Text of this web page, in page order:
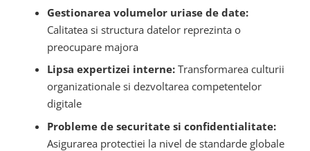
Gestionarea volumelor uriase de date:
Calitatea si structura datelor reprezinta o
preocupare majora
Lipsa expertizei interne:Transformarea culturii
organizationale si dezvoltarea competentelor
digitale
Probleme de securitate si confidentialitate:
Asigurarea protectiei la nivel de standarde globale